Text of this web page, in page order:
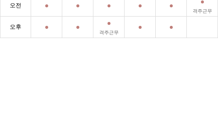
오전
격주근무
오후
격주근무